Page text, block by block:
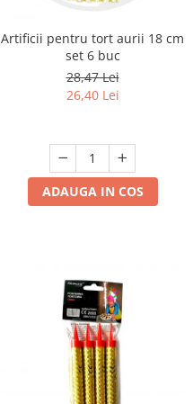
Artificii pentru tort aurii 18 cm
set 6 buc
28,47 Lei
26,40 Lei
ADAUGA IN COS